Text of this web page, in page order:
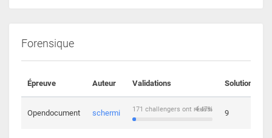
Forensique
Épreuve Auteur Validations Solutions
Opendocument schermi 4.47%
171 challengers ont réussi 9